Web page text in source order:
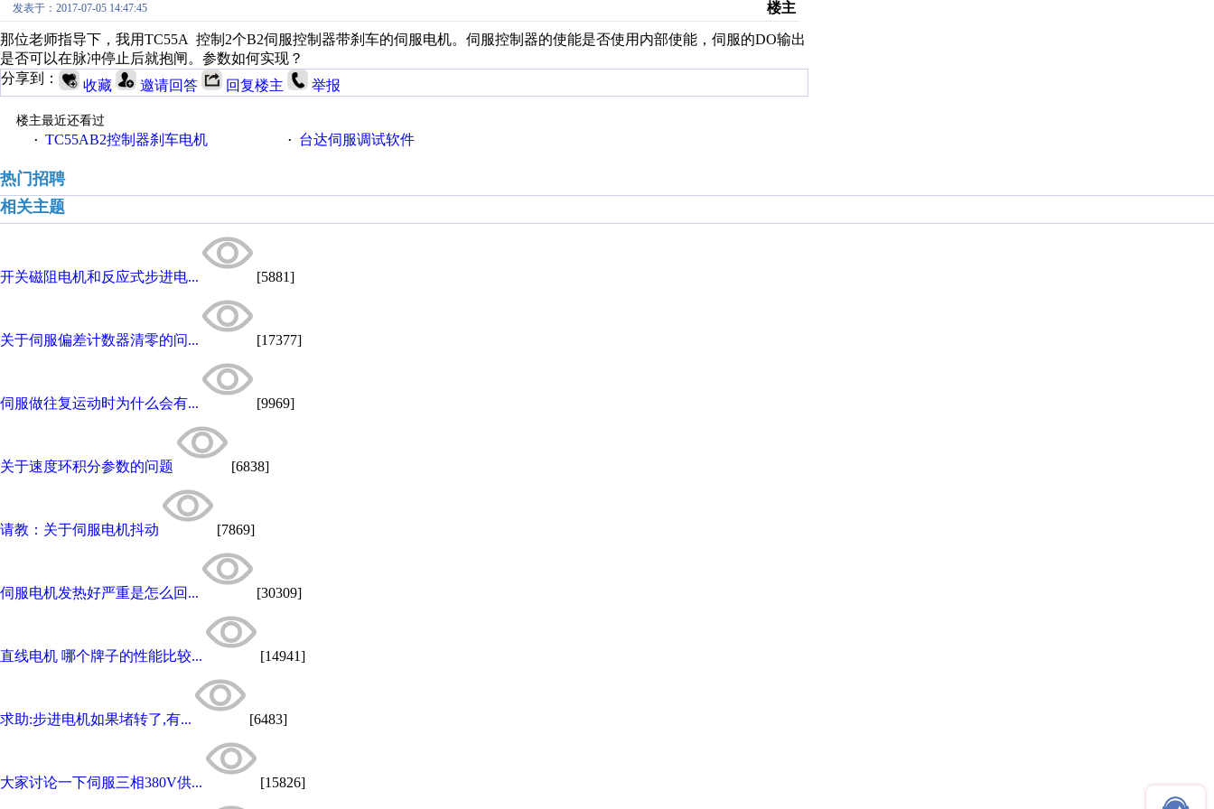
发表于：2017-07-05 14:47:45 楼主
那位老师指导下，我用TC55A 控制2个B2伺服控制器带刹车的伺服电机。伺服控制器的使能是否使用内部使能，伺服的DO输出
是否可以在脉冲停止后就抱闸。参数如何实现？
分享到：
收藏 邀请回答 回复楼主 举报
楼主最近还看过
· TC55AB2控制器刹车电机 · 台达伺服调试软件
热门招聘
相关主题
开关磁阻电机和反应式步进电... [5881]
关于伺服偏差计数器清零的问... [17377]
伺服做往复运动时为什么会有... [9969]
关于速度环积分参数的问题 [6838]
请教：关于伺服电机抖动 [7869]
伺服电机发热好严重是怎么回... [30309]
直线电机 哪个牌子的性能比较... [14941]
求助:步进电机如果堵转了,有... [6483]
大家讨论一下伺服三相380V供... [15826]